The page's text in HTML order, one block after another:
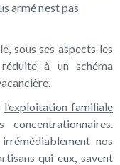
armé n’est pas
sous ses aspects les
à un schéma
l’exploitation familiale
nos
qui eux, savent